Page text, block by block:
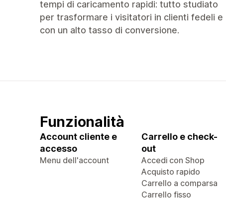
tempi di caricamento rapidi: tutto studiato
per trasformare i visitatori in clienti fedeli e
con un alto tasso di conversione.
Funzionalità
Account cliente e
accesso
Menu dell'account
Carrello e check-
out
Accedi con Shop
Acquisto rapido
Carrello a comparsa
Carrello fisso